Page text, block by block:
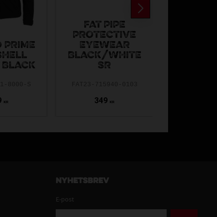
PRIME
KR
FAT PIPE
PROTECTIVE
EYEWEAR
BLACK/WHITE
SR
349 KR
Nyhetsbrev
E-post